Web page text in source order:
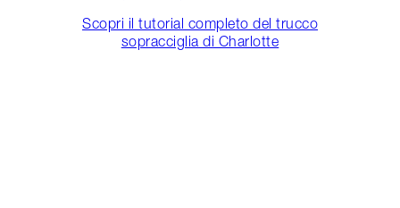
Scopri il tutorial completo del trucco
sopracciglia di Charlotte